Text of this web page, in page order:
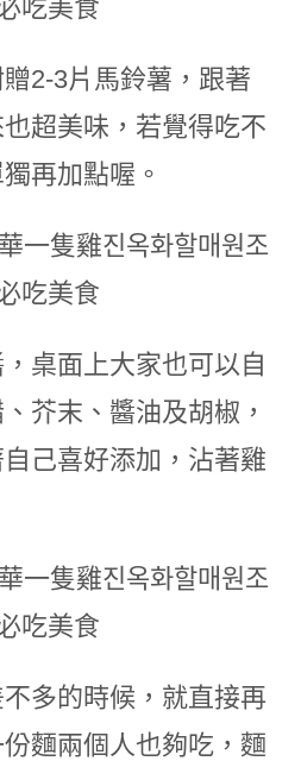
2-3片馬鈴薯，跟著
超美味，若覺得吃不
再加點喔。
桌面上大家也可以自
芥末、醬油及胡椒，
己喜好添加，沾著雞
多的時候，就直接再
麵兩個人也夠吃，麵